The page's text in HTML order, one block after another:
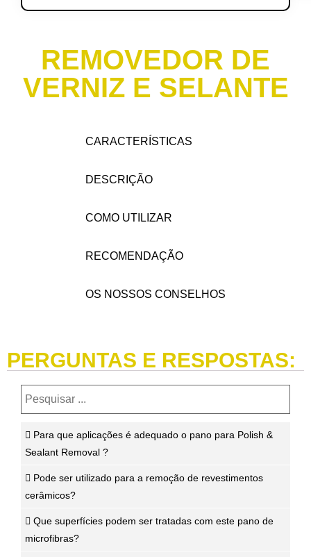
REMOVEDOR DE
VERNIZ E SELANTE
CARACTERÍSTICAS
DESCRIÇÃO
COMO UTILIZAR
RECOMENDAÇÃO
OS NOSSOS CONSELHOS
PERGUNTAS E RESPOSTAS:
Para que aplicações é adequado o pano para Polish &
Sealant Removal ?
Pode ser utilizado para a remoção de revestimentos
cerâmicos?
Que superfícies podem ser tratadas com este pano de
microfibras?